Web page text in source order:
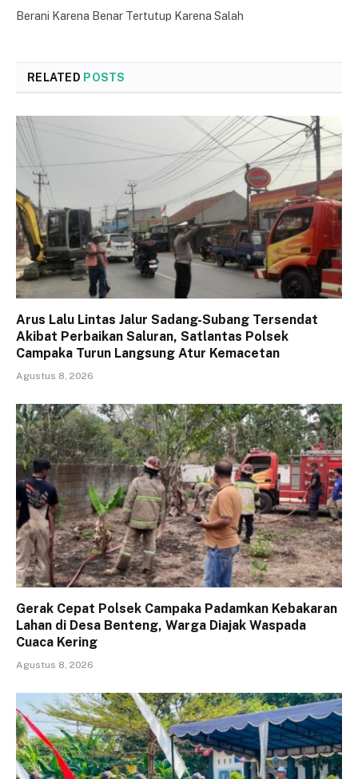
Berani Karena Benar Tertutup Karena Salah
RELATED POSTS
Arus Lalu Lintas Jalur Sadang-Subang Tersendat
Akibat Perbaikan Saluran, Satlantas Polsek
Campaka Turun Langsung Atur Kemacetan
Agustus 8, 2026
Gerak Cepat Polsek Campaka Padamkan Kebakaran
Lahan di Desa Benteng, Warga Diajak Waspada
Cuaca Kering
Agustus 8, 2026